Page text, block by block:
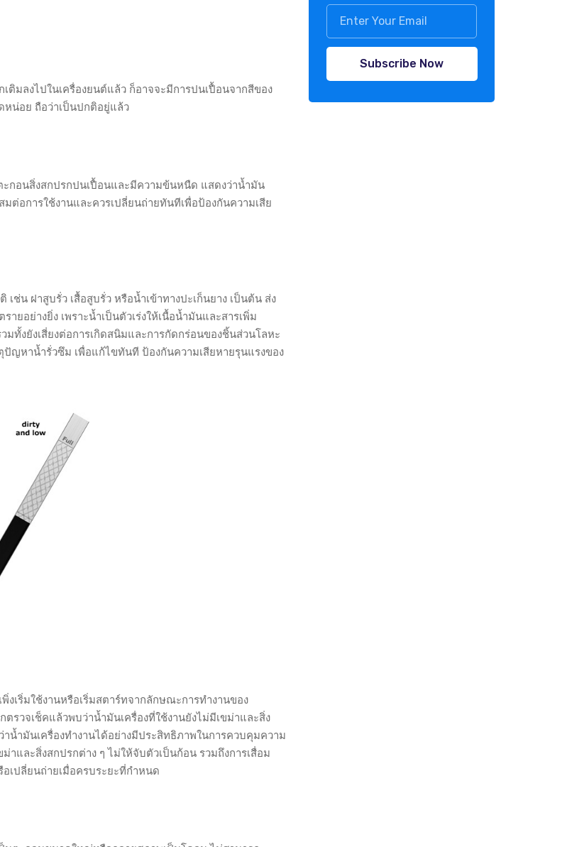
ติมลงไปในเครื่องยนต์แล้ว ก็อาจจะมีการปนเปื้อนจากสีของ
หน่อย ถือว่าเป็นปกติอยู่แล้ว
กอนสิ่งสกปรกปนเปื้อนและมีความข้นหนืด แสดงว่าน้ำมัน
ต่อการใช้งานและควรเปลี่ยนถ่ายทันทีเพื่อป้องกันความเสีย
ช่น ฝาสูบรั่ว เสื้อสูบรั่ว หรือน้ำเข้าทางปะเก็นยาง เป็นต้น ส่ง
ยอย่างยิ่ง เพราะน้ำเป็นตัวเร่งให้เนื้อน้ำมันและสารเพิ่ม
ทั้งยังเสี่ยงต่อการเกิดสนิมและการกัดกร่อนของชิ้นส่วนโลหะ
ญหาน้ำรั่วซึม เพื่อแก้ไขทันที ป้องกันความเสียหายรุนแรงของ
งเริ่มใช้งานหรือเริ่มสตาร์ทจากลักษณะการทำงานของ
รวจเช็คแล้วพบว่าน้ำมันเครื่องที่ใช้งานยังไม่มีเขม่าและสิ่ง
ำมันเครื่องทำงานได้อย่างมีประสิทธิภาพในการควบคุมความ
าและสิ่งสกปรกต่าง ๆ ไม่ให้จับตัวเป็นก้อน รวมถึงการเสื่อม
เปลี่ยนถ่ายเมื่อครบระยะที่กำหนด
Subscribe Now